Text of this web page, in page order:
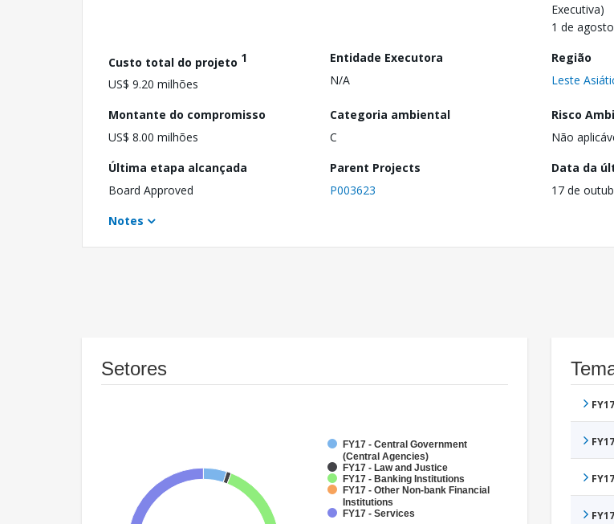
Executiva)
1 de
Custo total do projeto 1
US$ 9.20 milhões
Entidade Executora
N/A
Região
Leste
Montante do compromisso
US$ 8.00 milhões
Categoria ambiental
C
Risco
Não
Última etapa alcançada
Board Approved
Parent Projects
P003623
Data da
17 de
Notes
Setores
FY17 - Central Government
(Central Agencies)
FY17 - Law and Justice
FY17 - Banking Institutions
FY17 - Other Non-bank Financial
Institutions
FY17 - Services